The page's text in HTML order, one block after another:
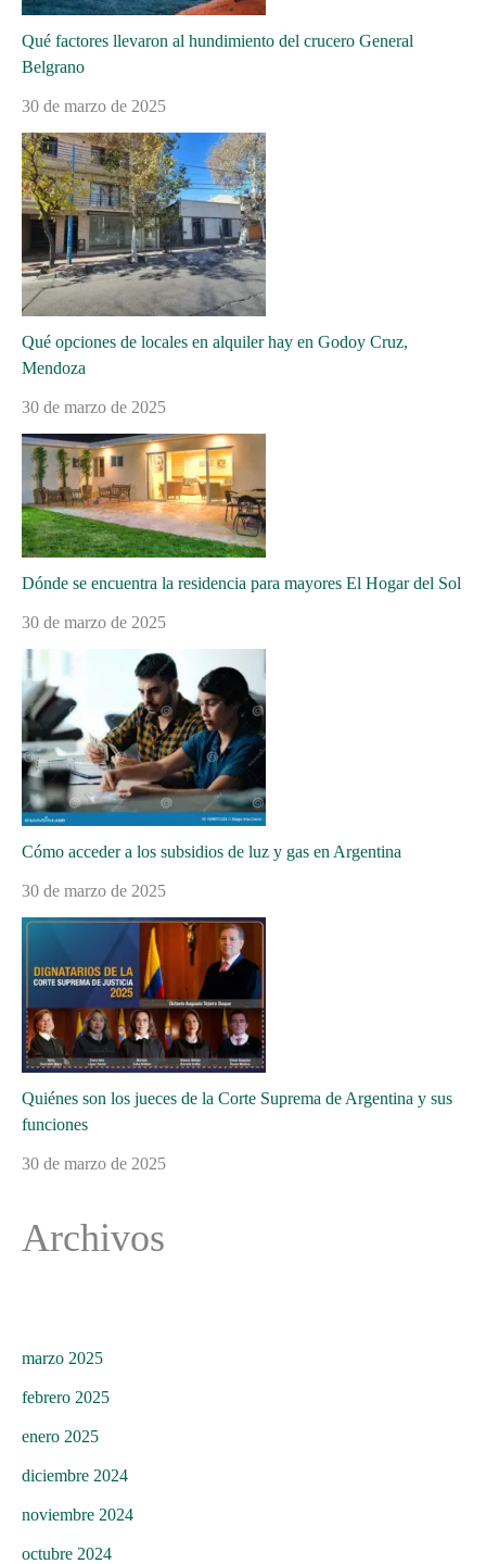
Qué factores llevaron al hundimiento del crucero General
Belgrano
30 de marzo de 2025
Qué opciones de locales en alquiler hay en Godoy Cruz,
Mendoza
30 de marzo de 2025
Dónde se encuentra la residencia para mayores El Hogar del Sol
30 de marzo de 2025
Cómo acceder a los subsidios de luz y gas en Argentina
30 de marzo de 2025
Quiénes son los jueces de la Corte Suprema de Argentina y sus
funciones
30 de marzo de 2025
Archivos
marzo 2025
febrero 2025
enero 2025
diciembre 2024
noviembre 2024
octubre 2024